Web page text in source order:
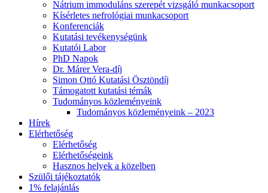
Nátrium immoduláns szerepét vizsgáló munkacsoport
Kísérletes nefrológiai munkacsoport
Konferenciák
Kutatási tevékenységünk
Kutatói Labor
PhD Napok
Dr. Márer Vera-díj
Simon Ottó Kutatási Ösztöndíj
Támogatott kutatási témák
Tudományos közleményeink
Tudományos közleményeink – 2023
Hírek
Elérhetőség
Elérhetőség
Elérhetőségeink
Hasznos helyek a közelben
Szülői tájékoztatók
1% felajánlás